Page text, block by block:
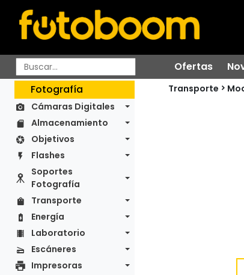
Ofertas
Fotografía
Cámaras Digitales
Almacenamiento
Objetivos
Flashes
Soportes
Fotografía
Transporte
Energía
Laboratorio
Escáneres
Impresoras
Transporte